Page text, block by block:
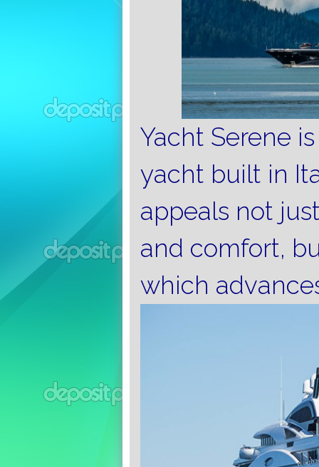
Yacht Serene
yacht built in
appeals not
and comfort,
which